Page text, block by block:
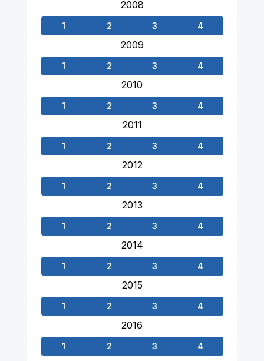
2008
1 2 3 4
2009
1 2 3 4
2010
1 2 3 4
2011
1 2 3 4
2012
1 2 3 4
2013
1 2 3 4
2014
1 2 3 4
2015
1 2 3 4
2016
1 2 3 4